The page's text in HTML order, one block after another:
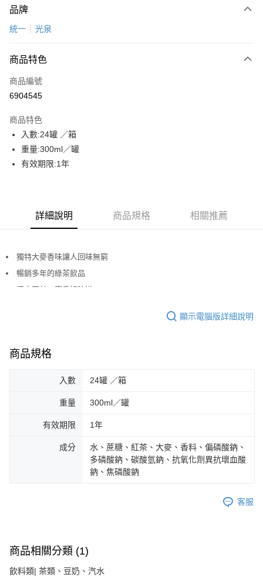
信用卡一次付款
Apple Pay
街口支付
相關說明
【關於「AFTEE先享後付」】
便利好安心！
１．簡單：不需註冊會員、不需綁卡、不需儲值。
１．於結帳方式選擇「AFTEE先享後付」後，將跳轉至「AFTEE先享後付」
結帳頁面，進行簡訊認證並確認金額後，即可完成結帳。
ATM／網路銀行／等多元方式進行付款，方視為交易完成。
※ 請注意：結帳手續完成當下不需立刻繳費，但若您需要取消訂單，請聯絡
購買商品的店家。未經商家同意取消之訂單仍視為有效，需透過AFTEE先享
後付繳納相關費用。
是否繳費成功／繳費後需取消欲退款等相關疑問，請聯繫「AFTEE先享後付
https://netprotections.freshdesk.com/support/home
１．透過由恩沛科技股份有限公司提供之「AFTEE先享後付」服務完成之交
２．關於個人資料處理事宜，請瀏覽以下網址：
３．未成年的使用者請事先徵得法定代理人或監護人之同意方可使用
時審查核予不同之上限額度；若仍有額度不足之情形，本公司將視審查結果
請求用戶進行身份認證。
５．嚴禁一人註冊多個帳號或使用他人資訊註冊。若發現惡意使用之情形，
ATM付款
貨到付款
一般配送
每筆NT$130，滿NT$2,000(含以上)免運費
貨到付款
品牌
統一 光泉
商品特色
商品編號
6904545
商品特色
入數:24罐 ／箱
重量:300ml／罐
有效期限:1年
詳細說明 商品規格 相關推薦
獨特大麥香味讓人回味無窮
暢銷多年的綠茶飲品
清爽回甘，麥香好味道
顯示電腦版詳細說明
商品規格
入數 24罐 ／箱
重量 300ml／罐
有效期限 1年
成分
水、蔗糖、紅茶、大麥、香料、偏磷酸鈉、
多磷酸鈉、碳酸氫鈉、抗氧化劑異抗壞血酸
鈉、焦磷酸鈉
客服
商品相關分類 (1)
飲料類| 茶類、豆奶、汽水